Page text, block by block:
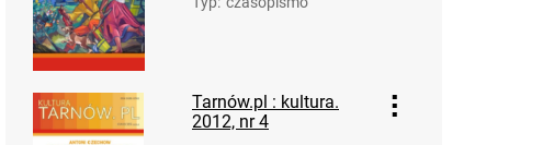
Tarnów.pl. 2015
Tarnów.pl. 2016
Tarnów.pl. 2017
Tarnów.pl. 2018
Tarnów.pl. 2019
Tarnów.pl : kultura.
2012, nr 4